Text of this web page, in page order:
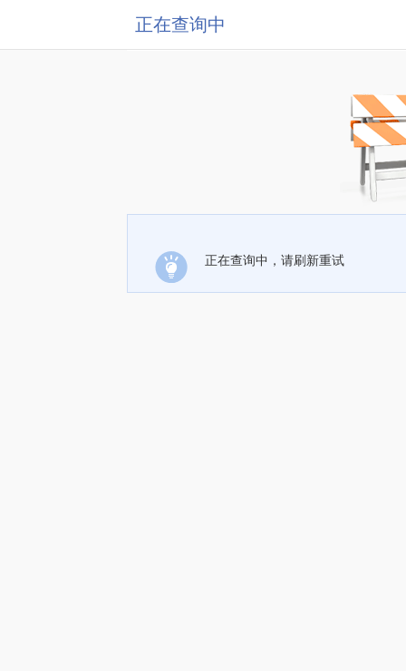
正在查询中
正在查询中，请刷新重试